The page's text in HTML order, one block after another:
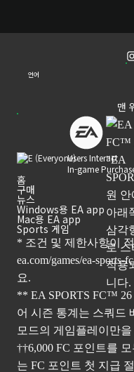
언어
맨
Users Interact
In-game
홈
구매
뉴스
Windows용 EA app
Mac용 EA app
Sports 게임
* 조건 및 제한사항이
ea.com/games/ea-sports-
요.
** EA SPORTS FC™
어 시즌 통계는 스쿼드
모드의 게임플레이만
††6,000 FC 포인트를
는 FC 포인트 첫 지급